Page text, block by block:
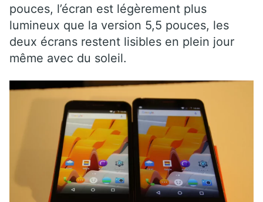
pouces, l’écran est légèrement plus
lumineux que la version 5,5 pouces, les
deux écrans restent lisibles en plein jour
même avec du soleil.